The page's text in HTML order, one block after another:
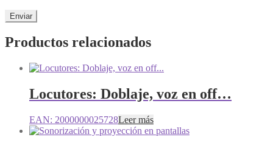
Productos relacionados
Locutores: Doblaje, voz en off…
EAN: 2000000025728Leer más